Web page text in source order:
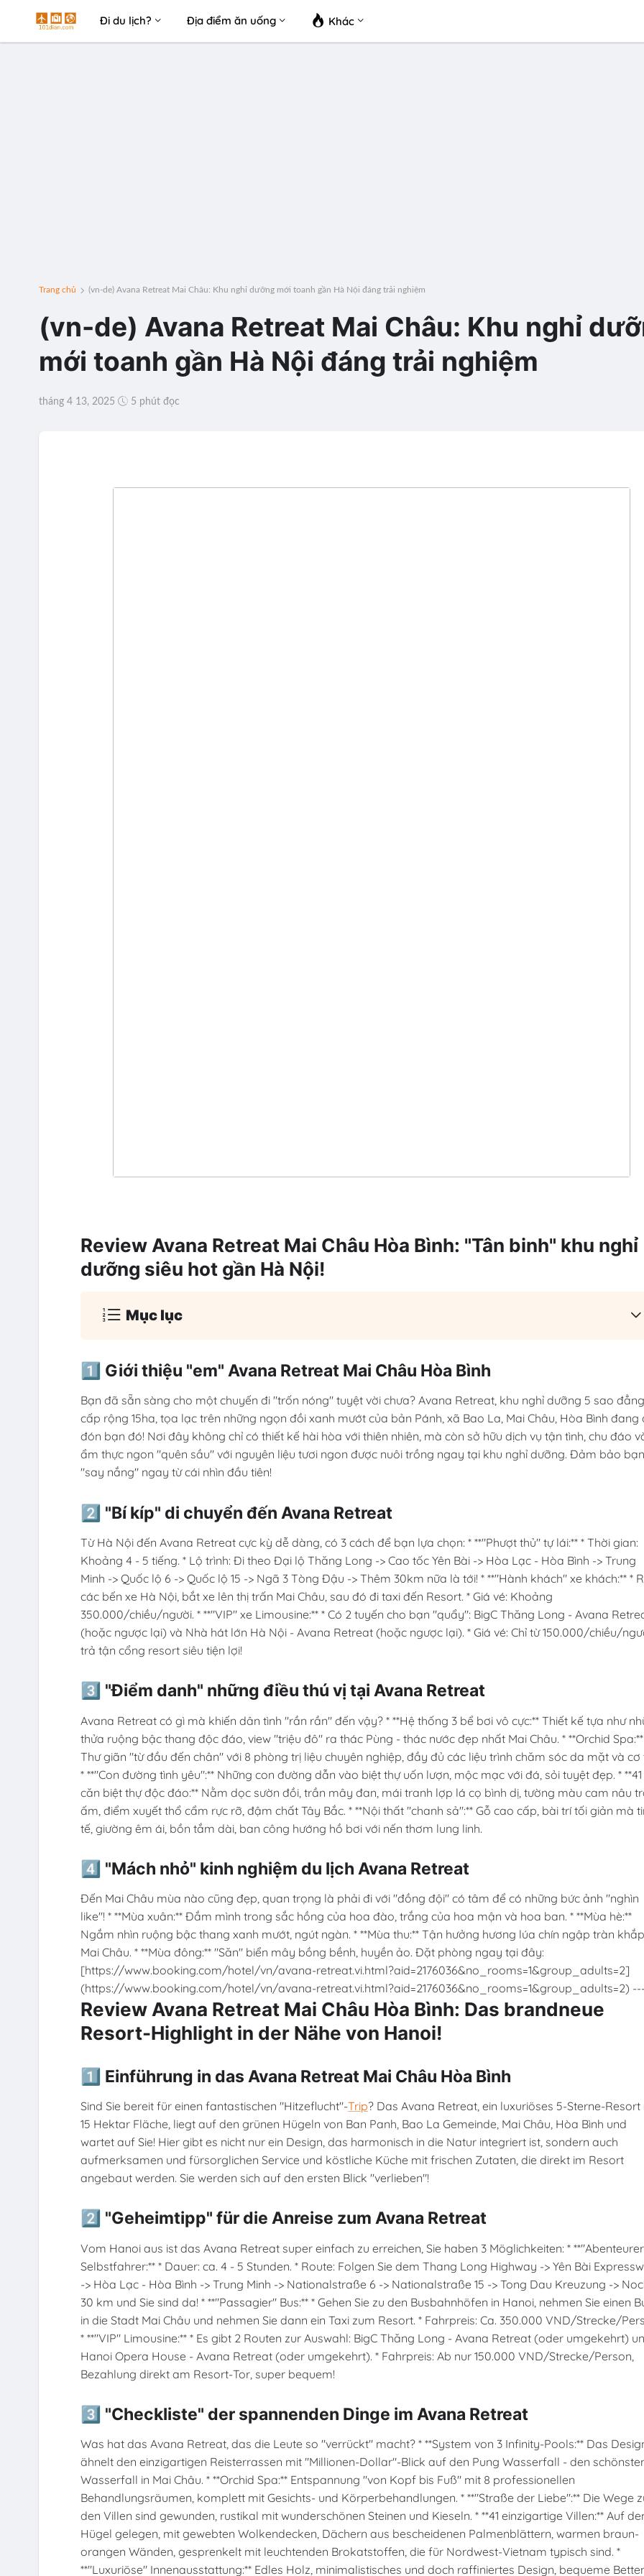
Đi du lịch? Địa điểm ăn uống Khác
Trang chủ (vn-de) Avana Retreat Mai Châu: Khu nghỉ dưỡng mới toanh gần Hà Nội đáng trải nghiệm
(vn-de) Avana Retreat Mai Châu: Khu nghỉ
mới toanh gần Hà Nội đáng trải nghiệm
tháng 4 13, 2025 5 phút đọc
Review Avana Retreat Mai Châu Hòa Bình: "Tân binh" khu nghỉ
dưỡng siêu hot gần Hà Nội!
Mục lục
1️⃣ Giới thiệu "em" Avana Retreat Mai Châu Hòa Bình
Bạn đã sẵn sàng cho một chuyến đi "trốn nóng" tuyệt vời chưa? Avana Retreat, khu nghỉ dưỡng 5 sao đẳng
cấp rộng 15ha, tọa lạc trên những ngọn đồi xanh mướt của bản Pánh, xã Bao La, Mai Châu, Hòa Bình đang
đón bạn đó! Nơi đây không chỉ có thiết kế hài hòa với thiên nhiên, mà còn sở hữu dịch vụ tận tình, chu đáo
ẩm thực ngon "quên sầu" với nguyên liệu tươi ngon được nuôi trồng ngay tại khu nghỉ dưỡng. Đảm bảo
"say nắng" ngay từ cái nhìn đầu tiên!
2️⃣ "Bí kíp" di chuyển đến Avana Retreat
Từ Hà Nội đến Avana Retreat cực kỳ dễ dàng, có 3 cách để bạn lựa chọn: * **"Phượt thủ" tự lái:** * Thời gian:
Khoảng 4 - 5 tiếng. * Lộ trình: Đi theo Đại lộ Thăng Long -> Cao tốc Yên Bài -> Hòa Lạc - Hòa Bình -> Trung
Minh -> Quốc lộ 6 -> Quốc lộ 15 -> Ngã 3 Tòng Đậu -> Thêm 30km nữa là tới! * **"Hành khách" xe khách:** *
các bến xe Hà Nội, bắt xe lên thị trấn Mai Châu, sau đó đi taxi đến Resort. * Giá vé: Khoảng
350.000/chiều/người. * **"VIP" xe Limousine:** * Có 2 tuyến cho bạn "quẩy": BigC Thăng Long - Avana
(hoặc ngược lại) và Nhà hát lớn Hà Nội - Avana Retreat (hoặc ngược lại). * Giá vé: Chỉ từ 150.000/chiều/
trả tận cổng resort siêu tiện lợi!
3️⃣ "Điểm danh" những điều thú vị tại Avana Retreat
Avana Retreat có gì mà khiến dân tình "rần rần" đến vậy? * **Hệ thống 3 bể bơi vô cực:** Thiết kế tựa như
thửa ruộng bậc thang độc đáo, view "triệu đô" ra thác Pùng - thác nước đẹp nhất Mai Châu. * **Orchid Spa:**
Thư giãn "từ đầu đến chân" với 8 phòng trị liệu chuyên nghiệp, đầy đủ các liệu trình chăm sóc da mặt và cơ
* **"Con đường tình yêu":** Những con đường dẫn vào biệt thự uốn lượn, mộc mạc với đá, sỏi tuyệt đẹp. * **41
căn biệt thự độc đáo:** Nằm dọc sườn đồi, trần mây đan, mái tranh lợp lá cọ bình dị, tường màu cam nâu
ấm, điểm xuyết thổ cẩm rực rỡ, đậm chất Tây Bắc. * **Nội thất "chanh sả":** Gỗ cao cấp, bài trí tối giản mà
tế, giường êm ái, bồn tắm dài, ban công hướng hồ bơi với nến thơm lung linh.
4️⃣ "Mách nhỏ" kinh nghiệm du lịch Avana Retreat
Đến Mai Châu mùa nào cũng đẹp, quan trọng là phải đi với "đồng đội" có tâm để có những bức ảnh "nghìn
like"! * **Mùa xuân:** Đắm mình trong sắc hồng của hoa đào, trắng của hoa mận và hoa ban. * **Mùa hè:**
Ngắm nhìn ruộng bậc thang xanh mướt, ngút ngàn. * **Mùa thu:** Tận hưởng hương lúa chín ngập tràn khắp
Mai Châu. * **Mùa đông:** "Săn" biển mây bồng bềnh, huyền ảo. Đặt phòng ngay tại đây:
[https://www.booking.com/hotel/vn/avana-retreat.vi.html?aid=2176036&no_rooms=1&group_adults=2]
(https://www.booking.com/hotel/vn/avana-retreat.vi.html?aid=2176036&no_rooms=1&group_adults=2)
Review Avana Retreat Mai Châu Hòa Bình: Das brandneue
Resort-Highlight in der Nähe von Hanoi!
1️⃣ Einführung in das Avana Retreat Mai Châu Hòa Bình
Sind Sie bereit für einen fantastischen "Hitzeflucht"-Trip? Das Avana Retreat, ein luxuriöses 5-Sterne-Resort
15 Hektar Fläche, liegt auf den grünen Hügeln von Ban Panh, Bao La Gemeinde, Mai Châu, Hòa Bình und
wartet auf Sie! Hier gibt es nicht nur ein Design, das harmonisch in die Natur integriert ist, sondern auch
aufmerksamen und fürsorglichen Service und köstliche Küche mit frischen Zutaten, die direkt im Resort
angebaut werden. Sie werden sich auf den ersten Blick "verlieben"!
2️⃣ "Geheimtipp" für die Anreise zum Avana Retreat
Vom Hanoi aus ist das Avana Retreat super einfach zu erreichen, Sie haben 3 Möglichkeiten: *
Selbstfahrer:** * Dauer: ca. 4 - 5 Stunden. * Route: Folgen Sie dem Thang Long Highway -> Yên Bài
-> Hòa Lạc - Hòa Bình -> Trung Minh -> Nationalstraße 6 -> Nationalstraße 15 -> Tong Dau Kreuzung ->
30 km und Sie sind da! * **"Passagier" Bus:** * Gehen Sie zu den Busbahnhöfen in Hanoi, nehmen Sie einen
in die Stadt Mai Châu und nehmen Sie dann ein Taxi zum Resort. * Fahrpreis: Ca. 350.000 VND/Strecke/
* **"VIP" Limousine:** * Es gibt 2 Routen zur Auswahl: BigC Thăng Long - Avana Retreat (oder umgekehrt)
Hanoi Opera House - Avana Retreat (oder umgekehrt). * Fahrpreis: Ab nur 150.000 VND/Strecke/Person,
Bezahlung direkt am Resort-Tor, super bequem!
3️⃣ "Checkliste" der spannenden Dinge im Avana Retreat
Was hat das Avana Retreat, das die Leute so "verrückt" macht? * **System von 3 Infinity-Pools:** Das
ähnelt den einzigartigen Reisterrassen mit "Millionen-Dollar"-Blick auf den Pung Wasserfall - den
Wasserfall in Mai Châu. * **Orchid Spa:** Entspannung "von Kopf bis Fuß" mit 8 professionellen
Behandlungsräumen, komplett mit Gesichts- und Körperbehandlungen. * **"Straße der Liebe":** Die Wege
den Villen sind gewunden, rustikal mit wunderschönen Steinen und Kieseln. * **41 einzigartige Villen:** Auf
Hügel gelegen, mit gewebten Wolkendecken, Dächern aus bescheidenen Palmenblättern, warmen braun-
orangen Wänden, gesprenkelt mit leuchtenden Brokatstoffen, die für Nordwest-Vietnam typisch sind. *
**"Luxuriöse" Innenausstattung:** Edles Holz, minimalistisches und doch raffiniertes Design, bequeme